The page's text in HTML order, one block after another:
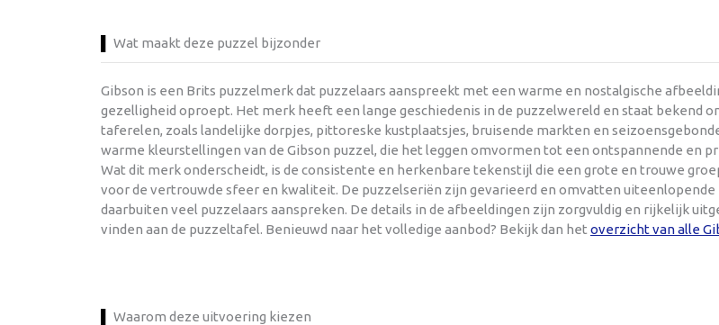
Wat maakt deze puzzel bijzonder
Gibson is een Brits puzzelmerk dat puzzelaars aanspreekt met een warme en nostalgische
gezelligheid oproept. Het merk heeft een lange geschiedenis in de puzzelwereld en staat bekend
taferelen, zoals landelijke dorpjes, pittoreske kustplaatsjes, bruisende markten en
warme kleurstellingen van de Gibson puzzel, die het leggen omvormen tot een ontspannende en
Wat dit merk onderscheidt, is de consistente en herkenbare tekenstijl die een grote en trouwe
voor de vertrouwde sfeer en kwaliteit. De puzzelseriën zijn gevarieerd en omvatten
daarbuiten veel puzzelaars aanspreken. De details in de afbeeldingen zijn zorgvuldig en rijkelijk
vinden aan de puzzeltafel. Benieuwd naar het volledige aanbod? Bekijk dan het overzicht van alle
Waarom deze uitvoering kiezen